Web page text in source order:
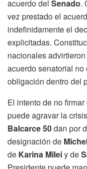
acuerdo del Senado.
vez prestado el
indefinidamente el
explicitadas.
nacionales
acuerdo senatorial
obligación dentro del
El intento de no
puede agravar la
Balcarce 50dan por
designación de
de Karina Mileiy de